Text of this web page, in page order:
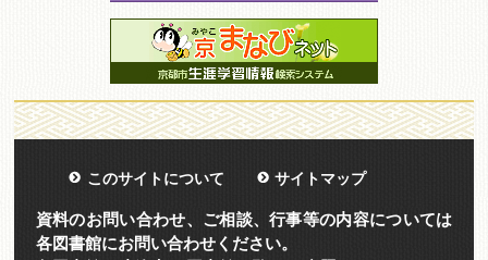
このサイトについて サイトマップ
資料のお問い合わせ、ご相談、行事等の内容については
各図書館にお問い合わせください。